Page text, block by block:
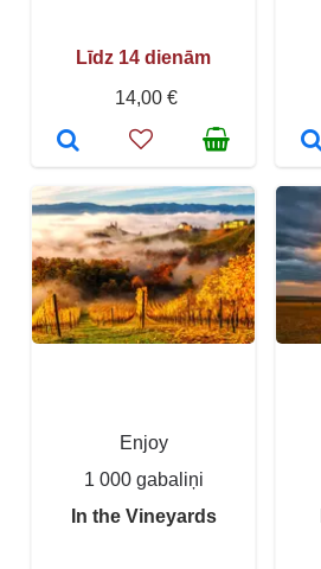
Līdz 14 dienām
14,00 €
Enjoy
1 000 gabaliņi
In the Vineyards